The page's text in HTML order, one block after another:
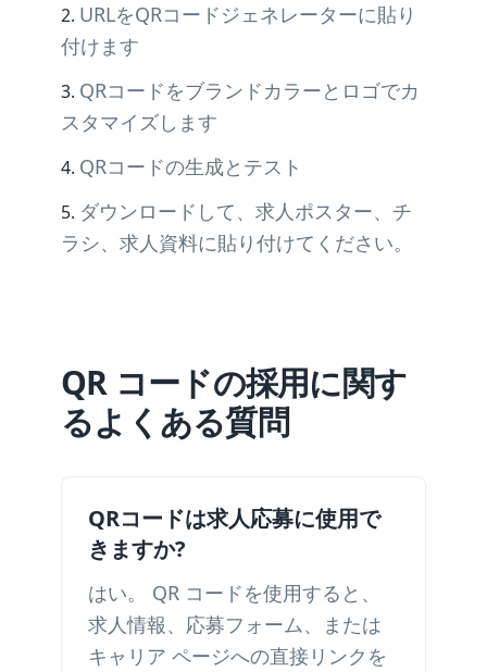
URLをQRコードジェネレーターに貼り
付けます
QRコードをブランドカラーとロゴでカ
スタマイズします
QRコードの生成とテスト
ダウンロードして、求人ポスター、チ
ラシ、求人資料に貼り付けてください。
QR コードの採用に関す
るよくある質問
QRコードは求人応募に使用で
きますか?
はい。 QR コードを使用すると、
求人情報、応募フォーム、または
キャリア ページへの直接リンクを